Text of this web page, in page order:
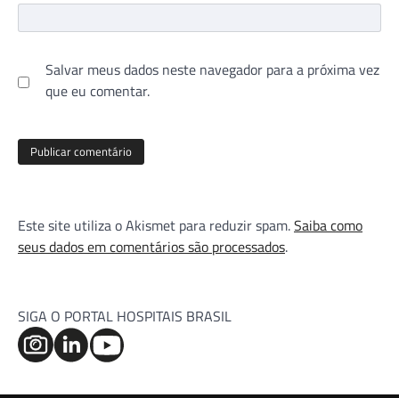
Salvar meus dados neste navegador para a próxima vez
que eu comentar.
Este site utiliza o Akismet para reduzir spam.Saiba como
seus dados em comentários são processados.
SIGA O PORTAL HOSPITAIS BRASIL